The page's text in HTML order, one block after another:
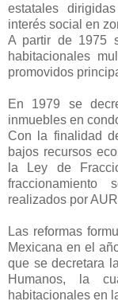
estatales
interés social en
A partir de 1975
habitacionales
promovidos
En 1979 se
inmuebles en
Con la finalidad
bajos recursos
la Ley de
fraccionamiento
realizados por
Las reformas
Mexicana en el
que se decretara
Humanos, la
habitacionales en